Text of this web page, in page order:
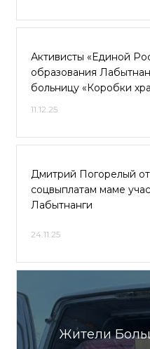
Активисты «Единой
образования
больницу «Коробки
11.12.25
Дмитрий Погорелый
соцвыплатам маме
Лабытнанги
24.11.25
Жители